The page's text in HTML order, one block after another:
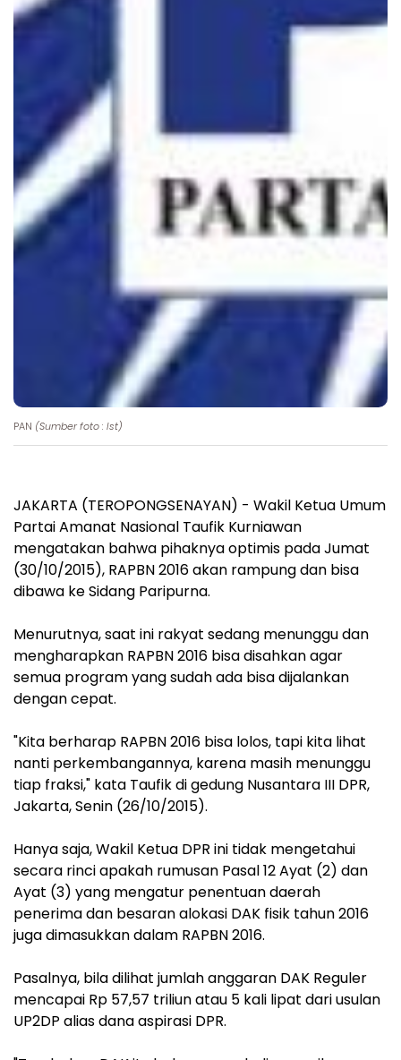
PAN (Sumber foto : Ist)
JAKARTA (TEROPONGSENAYAN) - Wakil Ketua Umum
Partai Amanat Nasional Taufik Kurniawan
mengatakan bahwa pihaknya optimis pada Jumat
(30/10/2015), RAPBN 2016 akan rampung dan bisa
dibawa ke Sidang Paripurna.
Menurutnya, saat ini rakyat sedang menunggu dan
mengharapkan RAPBN 2016 bisa disahkan agar
semua program yang sudah ada bisa dijalankan
dengan cepat.
"Kita berharap RAPBN 2016 bisa lolos, tapi kita lihat
nanti perkembangannya, karena masih menunggu
tiap fraksi," kata Taufik di gedung Nusantara III DPR,
Jakarta, Senin (26/10/2015).
Hanya saja, Wakil Ketua DPR ini tidak mengetahui
secara rinci apakah rumusan Pasal 12 Ayat (2) dan
Ayat (3) yang mengatur penentuan daerah
penerima dan besaran alokasi DAK fisik tahun 2016
juga dimasukkan dalam RAPBN 2016.
Pasalnya, bila dilihat jumlah anggaran DAK Reguler
mencapai Rp 57,57 triliun atau 5 kali lipat dari usulan
UP2DP alias dana aspirasi DPR.